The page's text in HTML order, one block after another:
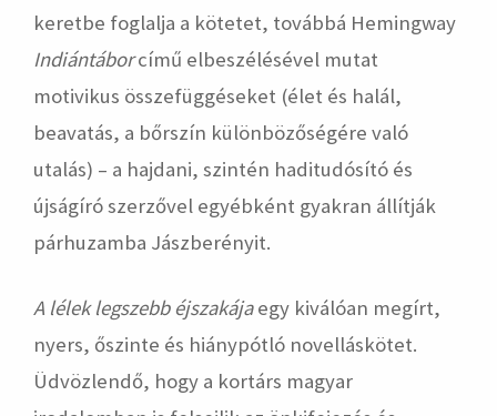
keretbe foglalja a kötetet, továbbá Hemingway
Indiántáborcímű elbeszélésével mutat
motivikus összefüggéseket (élet és halál,
beavatás, a bőrszín különbözőségére való
utalás) – a hajdani, szintén haditudósító és
újságíró szerzővel egyébként gyakran állítják
párhuzamba Jászberényit.
A lélek legszebb éjszakájaegy kiválóan megírt,
nyers, őszinte és hiánypótló novelláskötet.
Üdvözlendő, hogy a kortárs magyar